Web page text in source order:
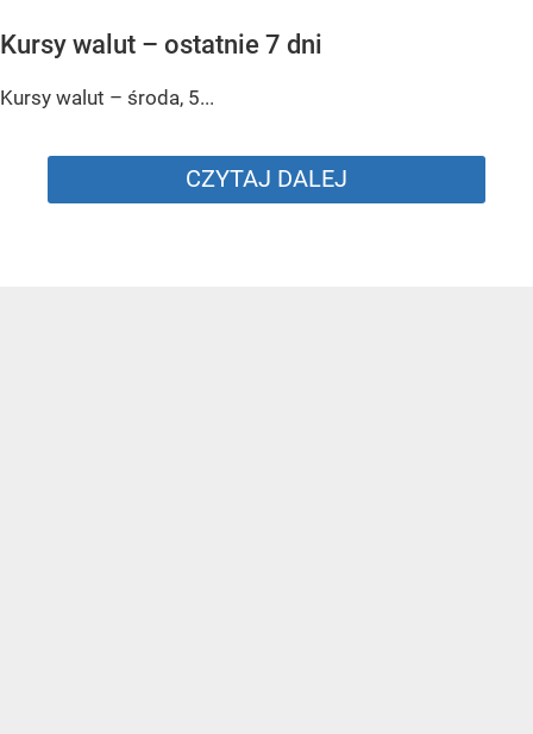
Kursy walut – ostatnie 7 dni
Kursy walut – środa, 5...
CZYTAJ DALEJ